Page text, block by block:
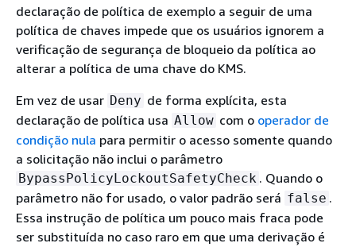
declaração de política de exemplo a seguir de uma
política de chaves impede que os usuários ignorem a
verificação de segurança de bloqueio da política ao
alterar a política de uma chave do KMS.
Em vez de usar Deny de forma explícita, esta
declaração de política usa Allow com o operador de
condição nula para permitir o acesso somente quando
a solicitação não inclui o parâmetro
BypassPolicyLockoutSafetyCheck . Quando o
parâmetro não for usado, o valor padrão será false .
Essa instrução de política um pouco mais fraca pode
ser substituída no caso raro em que uma derivação é